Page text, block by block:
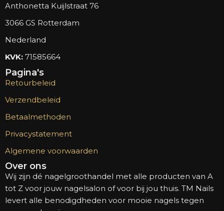
Anthonetta Kuijlstraat 76
3066 GS Rotterdam
Nederland
KVK: 71585664
Pagina's
Retourbeleid
Verzendbeleid
Betaalmethoden
Privacystatement
Algemene voorwaarden
Over ons
Wij zijn dé nagelgroothandel met alle producten van A
tot Z voor jouw nagelsalon of voor bij jou thuis. TM Nails
levert alle benodigdheden voor mooie nagels tegen